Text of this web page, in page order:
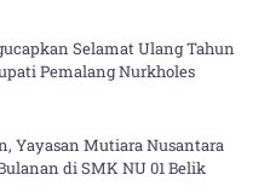
Selamat Ulang Tahun
Pemalang Nurkholes
Yayasan Mutiara Nusantara
di SMK NU 01 Belik